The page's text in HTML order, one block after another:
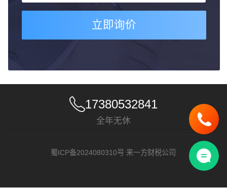
立即询价
17380532841
全年无休
蜀ICP备2024080310号 来一方财税公司